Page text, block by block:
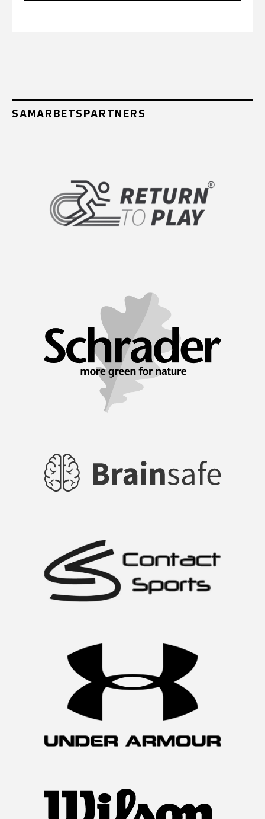
SAMARBETSPARTNERS